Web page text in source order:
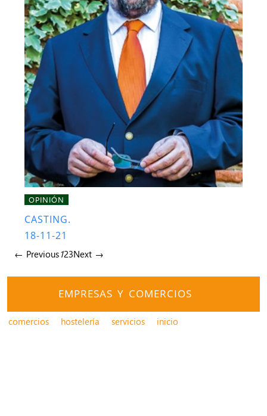
OPINIÓN
CASTING.
18-11-21
← Previous123Next →
EMPRESAS Y COMERCIOS
comercios hostelería servicios inicio